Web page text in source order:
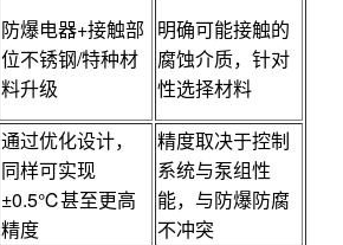
防爆电器+接触部
位不锈钢/特种材
料升级
明确可能接触的
腐蚀介质，针对
性选择材料
通过优化设计，
同样可实现
±0.5℃甚至更高
精度
精度取决于控制
系统与泵组性
能，与防爆防腐
不冲突